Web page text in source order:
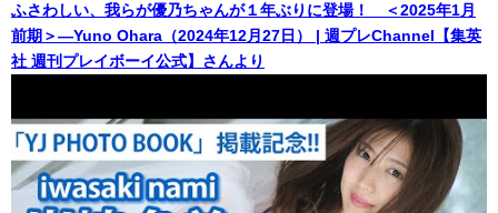
ふさわしい、我らが優乃ちゃんが１年ぶりに登場！ ＜2025年1月
前期＞―Yuno Ohara（2024年12月27日） | 週プレChannel【集英
社 週刊プレイボーイ公式】さんより